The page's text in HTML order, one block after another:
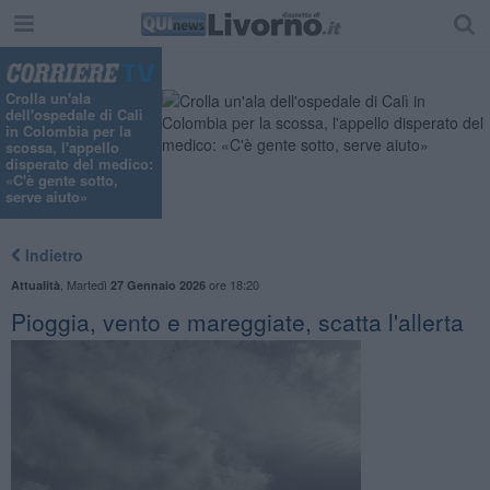
Crolla un'ala
dell'ospedale di Calì
in Colombia per la
scossa, l'appello
disperato del medico:
«C'è gente sotto,
serve aiuto»
Indietro
Attualità Martedì 27 Gennaio 2026ore 18:20
Pioggia, vento e mareggiate, scatta l'allerta